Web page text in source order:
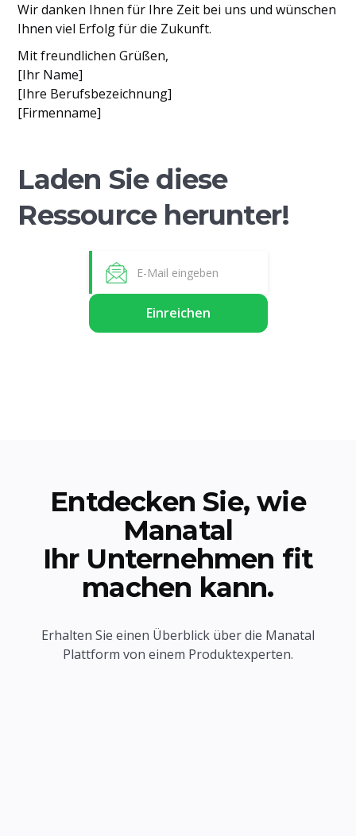
Wir danken Ihnen für Ihre Zeit bei uns und wünschen
Ihnen viel Erfolg für die Zukunft.
Mit freundlichen Grüßen,
[Ihr Name]
[Ihre Berufsbezeichnung]
[Firmenname]
Laden Sie diese
Ressource herunter!
Entdecken Sie, wie
Manatal
Ihr Unternehmen fit
machen kann.
Erhalten Sie einen Überblick über die Manatal
Plattform von einem Produktexperten.